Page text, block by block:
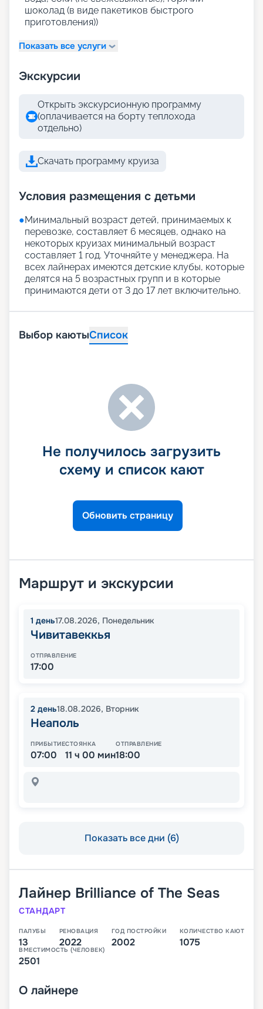
шоколад (в виде пакетиков быстрого
приготовления))
Показать все услуги
Экскурсии
Открыть экскурсионную программу
(оплачивается на борту теплохода
отдельно)
Скачать программу круиза
Условия размещения с детьми
●Минимальный возраст детей, принимаемых к
перевозке, составляет 6 месяцев, однако на
некоторых круизах минимальный возраст
составляет 1 год. Уточняйте у менеджера. На
всех лайнерах имеются детские клубы, которые
делятся на 5 возрастных групп и в которые
принимаются дети от 3 до 17 лет включительно.
Выбор каютыСписок
Не получилось загрузить
схему и список кают
Обновить страницу
Маршрут и экскурсии
1 день17.08.2026, Понедельник
Чивитавеккья
ОТПРАВЛЕНИЕ
17:00
2 день18.08.2026, Вторник
Неаполь
ПРИБЫТИЕ
07:00
СТОЯНКА
11 ч 00 мин
ОТПРАВЛЕНИЕ
18:00
Показать все дни (6)
Лайнер Brilliance of The Seas
СТАНДАРТ
ПАЛУБЫ
13
РЕНОВАЦИЯ
2022
ГОД ПОСТРОЙКИ
2002
КОЛИЧЕСТВО КАЮТ
1075
ВМЕСТИМОСТЬ (ЧЕЛОВЕК)
2501
О лайнере